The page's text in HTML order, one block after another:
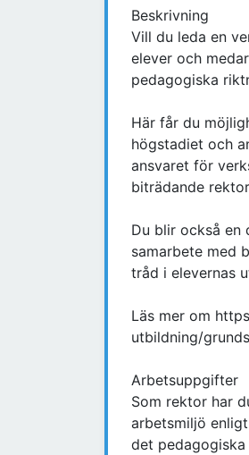
Beskrivning
Vill du leda en
elever och
pedagogiska
Här får du
högstadiet och
ansvaret för
biträdande
Du blir också en
samarbete med
tråd i elevernas
Läs mer om
utbildning/
Arbetsuppgifter
Som rektor har
arbetsmiljö
det